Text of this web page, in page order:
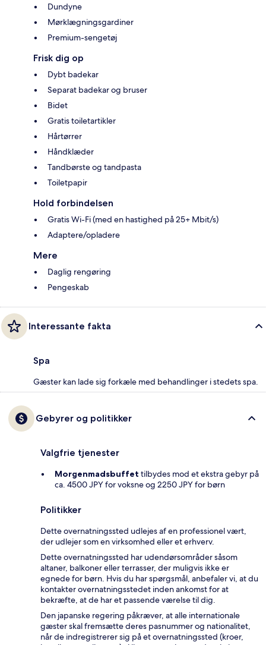
Dundyne
Mørklægningsgardiner
Premium-sengetøj
Frisk dig op
Dybt badekar
Separat badekar og bruser
Bidet
Gratis toiletartikler
Hårtørrer
Håndklæder
Tandbørste og tandpasta
Toiletpapir
Hold forbindelsen
Gratis Wi-Fi (med en hastighed på 25+ Mbit/s)
Adaptere/opladere
Mere
Daglig rengøring
Pengeskab
Interessante fakta
Spa
Gæster kan lade sig forkæle med behandlinger i stedets spa.
Gebyrer og politikker
Valgfrie tjenester
Morgenmadsbuffet tilbydes mod et ekstra gebyr på
ca. 4500 JPY for voksne og 2250 JPY for børn
Politikker
Dette overnatningssted udlejes af en professionel vært,
der udlejer som en virksomhed eller et erhverv.
Dette overnatningssted har udendørsområder såsom
altaner, balkoner eller terrasser, der muligvis ikke er
egnede for børn. Hvis du har spørgsmål, anbefaler vi, at du
kontakter overnatningsstedet inden ankomst for at
bekræfte, at de har et passende værelse til dig.
Den japanske regering påkræver, at alle internationale
gæster skal fremsætte deres pasnummer og nationalitet,
når de indregistrerer sig på et overnatningssted (kroer,